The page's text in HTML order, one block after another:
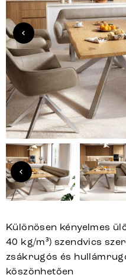
Különösen kényelmes
40 kg/m³) szendvics
zsákrugós és
köszönhetően